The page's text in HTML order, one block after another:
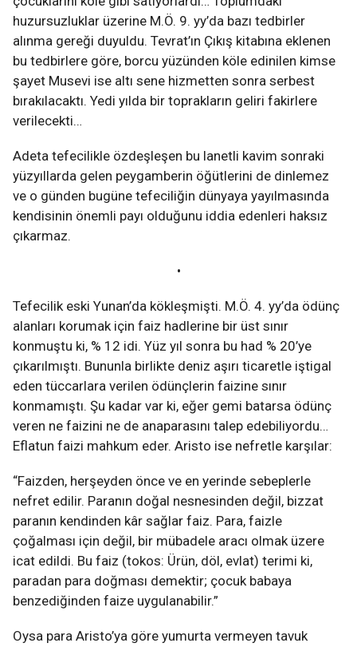
huzursuzluklar üzerine M.Ö. 9. yy’da bazı tedbirler
alınma gereği duyuldu. Tevrat’ın Çıkış kitabına eklenen
bu tedbirlere göre, borcu yüzünden köle edinilen kimse
şayet Musevi ise altı sene hizmetten sonra serbest
bırakılacaktı. Yedi yılda bir toprakların geliri fakirlere
verilecekti…
Adeta tefecilikle özdeşleşen bu lanetli kavim sonraki
yüzyıllarda gelen peygamberin öğütlerini de dinlemez
ve o günden bugüne tefeciliğin dünyaya yayılmasında
kendisinin önemli payı olduğunu iddia edenleri haksız
çıkarmaz.
•
Tefecilik eski Yunan’da kökleşmişti. M.Ö. 4. yy’da ödünç
alanları korumak için faiz hadlerine bir üst sınır
konmuştu ki, % 12 idi. Yüz yıl sonra bu had % 20’ye
çıkarılmıştı. Bununla birlikte deniz aşırı ticaretle iştigal
eden tüccarlara verilen ödünçlerin faizine sınır
konmamıştı. Şu kadar var ki, eğer gemi batarsa ödünç
veren ne faizini ne de anaparasını talep edebiliyordu…
Eflatun faizi mahkum eder. Aristo ise nefretle karşılar:
“Faizden, herşeyden önce ve en yerinde sebeplerle
nefret edilir. Paranın doğal nesnesinden değil, bizzat
paranın kendinden kâr sağlar faiz. Para, faizle
çoğalması için değil, bir mübadele aracı olmak üzere
icat edildi. Bu faiz (tokos: Ürün, döl, evlat) terimi ki,
paradan para doğması demektir; çocuk babaya
benzediğinden faize uygulanabilir.”
Oysa para Aristo’ya göre yumurta vermeyen tavuk